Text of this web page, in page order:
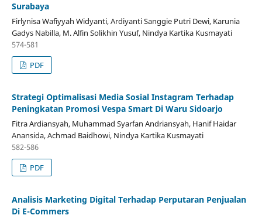
Surabaya
Firlynisa Wafiyyah Widyanti, Ardiyanti Sanggie Putri Dewi, Karunia
Gadys Nabilla, M. Alfin Solikhin Yusuf, Nindya Kartika Kusmayati
574-581
PDF
Strategi Optimalisasi Media Sosial Instagram Terhadap
Peningkatan Promosi Vespa Smart Di Waru Sidoarjo
Fitra Ardiansyah, Muhammad Syarfan Andriansyah, Hanif Haidar
Anansida, Achmad Baidhowi, Nindya Kartika Kusmayati
582-586
PDF
Analisis Marketing Digital Terhadap Perputaran Penjualan
Di E-Commers